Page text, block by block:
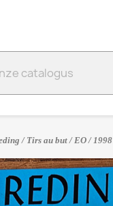
/ Tirs au but / EO / 1998